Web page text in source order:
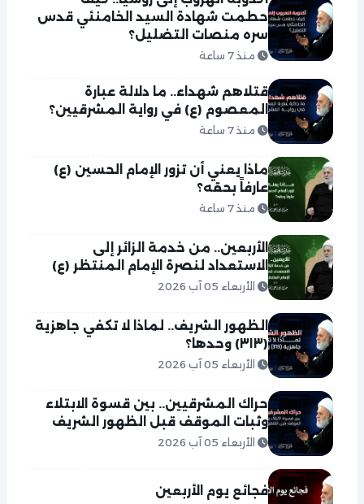
حطمت شهادة السيد الخامنئي قدس
سره منصات التضليل؟
منذ 7 ساعة
قتلاهم شهداء.. ما دلالة عبارة
المعصوم (ع) في رواية المشرقيين؟
منذ 7 ساعة
ماذا يعني أن تزور الإمام الحسين (ع)
عارفاً بحقه؟
منذ 7 ساعة
الأربعين.. من خدمة الزائر إلى
الاستعداد لنصرة الإمام المنتظر (ع)
الأربعاء 05 آب 2026
الظهور الشريف.. لماذا لا تكفي جاهزية
(٣١٣) وحدها؟
الأربعاء 05 آب 2026
حراك المشرقيين.. بين قسوة الابتلاء
وثبات الموقف قبل الظهور الشريف
الأربعاء 05 آب 2026
فجائع يوم الأربعين